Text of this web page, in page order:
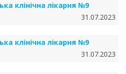
клінічна лікарня №9
31.07.2023
клінічна лікарня №9
31.07.2023